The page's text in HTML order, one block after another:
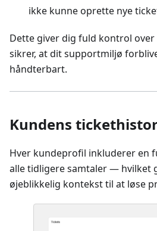
ikke kunne oprette nye
Dette giver dig fuld kontrol
sikrer, at dit supportmiljø
håndterbart.
Kundens
Hver kundeprofil inkluderer en
alle tidligere samtaler — hvilket
øjeblikkelig kontekst til at løse